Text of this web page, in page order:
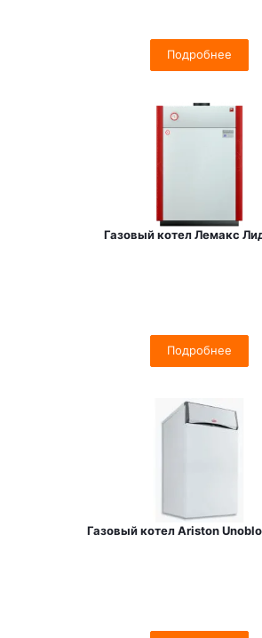
Подробнее
Газовый котел Лемакс
Подробнее
Газовый котел Ariston